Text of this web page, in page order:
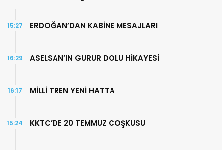
ERDOĞAN’DAN KABİNE MESAJLARI
15:27
ASELSAN’IN GURUR DOLU HİKAYESİ
16:29
MİLLİ TREN YENİ HATTA
16:17
KKTC’DE 20 TEMMUZ COŞKUSU
15:24